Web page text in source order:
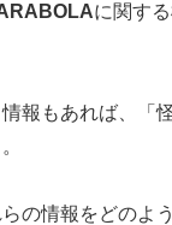
に関す
情報もあれば、「
の情報をどのよ